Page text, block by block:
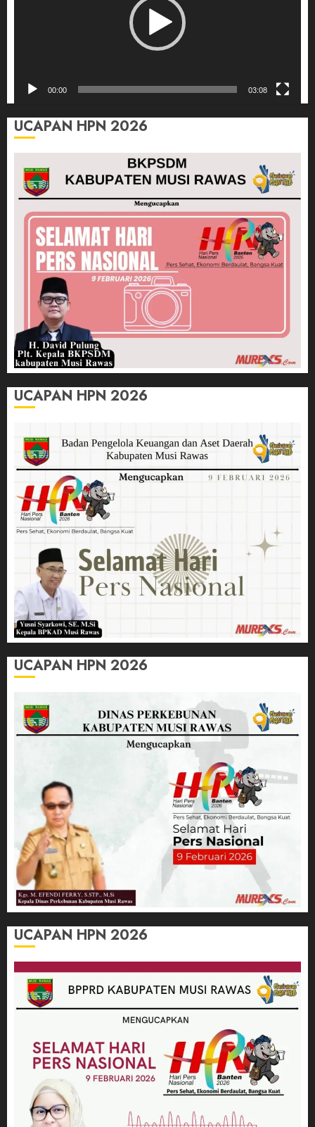
00:00 03:08
UCAPAN HPN 2026
UCAPAN HPN 2026
UCAPAN HPN 2026
UCAPAN HPN 2026